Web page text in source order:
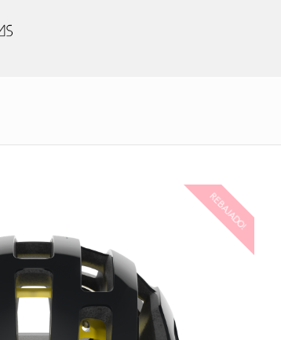
REBAJADO!